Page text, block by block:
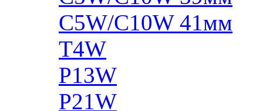
C5W/C10W 41мм
T4W
P13W
P21W